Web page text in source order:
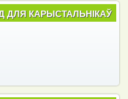
ДЛЯ КАРЫСТАЛЬНІКАЎ